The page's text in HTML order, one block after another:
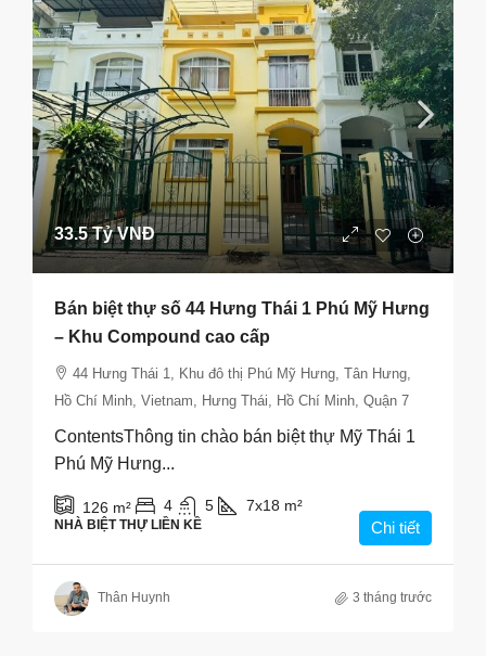
33.5 Tỷ VNĐ
Bán biệt thự số 44 Hưng Thái 1 Phú Mỹ Hưng
– Khu Compound cao cấp
44 Hưng Thái 1, Khu đô thị Phú Mỹ Hưng, Tân Hưng,
Hồ Chí Minh, Vietnam, Hưng Thái, Hồ Chí Minh, Quận 7
ContentsThông tin chào bán biệt thự Mỹ Thái 1
Phú Mỹ Hưng...
126 m² 4 5 7x18 m²
NHÀ BIỆT THỰ LIỀN KỀ Chi tiết
Thân Huynh 3 tháng trước